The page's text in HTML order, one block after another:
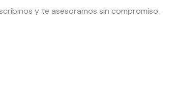
y te asesoramos sin compromiso.